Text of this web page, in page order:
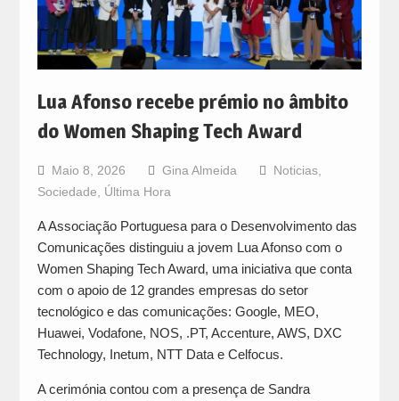
Lua Afonso recebe prémio no âmbito
do Women Shaping Tech Award
Maio 8, 2026 Gina Almeida Noticias,
Sociedade
Última Hora
A Associação Portuguesa para o Desenvolvimento das
Comunicações distinguiu a jovem Lua Afonso com o
Women Shaping Tech Award, uma iniciativa que conta
com o apoio de 12 grandes empresas do setor
tecnológico e das comunicações: Google, MEO,
Huawei, Vodafone, NOS, .PT, Accenture, AWS, DXC
Technology, Inetum, NTT Data e Celfocus.
A cerimónia contou com a presença de Sandra